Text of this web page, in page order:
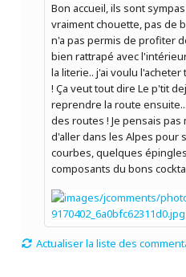
Bon accueil, ils sont
vraiment chouette, pas de
n'a pas permis de profiter
bien rattrapé avec
la literie.. j'ai voulu
! Ça veut tout dire Le p'tit
reprendre la route
des routes ! Je pensais
d'aller dans les Alpes pour
courbes, quelques
composants du bons
Actualiser la liste des